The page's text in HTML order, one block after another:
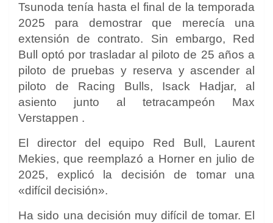
Tsunoda tenía hasta el final de la temporada
2025 para demostrar que merecía una
extensión de contrato. Sin embargo, Red
Bull optó por trasladar al piloto de 25 años a
piloto de pruebas y reserva y ascender al
piloto de Racing Bulls, Isack Hadjar, al
asiento junto al tetracampeón Max
Verstappen .
El director del equipo Red Bull, Laurent
Mekies, que reemplazó a Horner en julio de
2025, explicó la decisión de tomar una
«difícil decisión».
Ha sido una decisión muy difícil de tomar. El